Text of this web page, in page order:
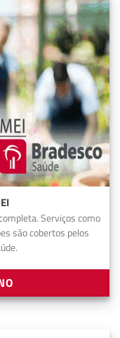
Serviços como
são cobertos pelos